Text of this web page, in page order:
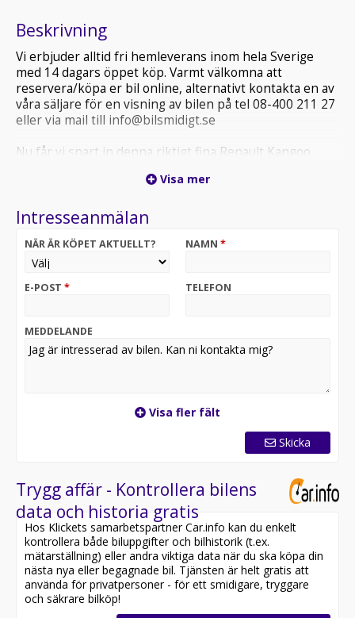
Beskrivning
Vi erbjuder alltid fri hemleverans inom hela Sverige
med 14 dagars öppet köp. Varmt välkomna att
reservera/köpa er bil online, alternativt kontakta en av
våra säljare för en visning av bilen på tel 08-400 211 27
eller via mail till info@bilsmidigt.se
Nu får vi snart in denna riktigt fina Renault Kangoo
en tidigare brukare i lager.
Denna skåpbil har moms och är därmed förmånligt
Utrustningen inkluderar bland annat: 6 växlar,
Parkeringssensorer, USB-uttag, Bromsassistans,
Den här transportbilen passar utmärkt för dig som
jobbar inom bygg, el, VVS, ventilation, målning, relining,
golvläggning, takläggning, kylteknik, catering,
blomsterleveranser, hemleverans, flytt, lager, logistik,
servicearbete, installation, entreprenad eller som
allmän hantverkare. Perfekt arbetsbil för både
Vi erbjuder även ett bra inbytespris för din bil och
hämtar din bil helt gratis när vi levererar din nya bil! Vi
är en onlineaktör och har därmed väldigt korta ledtider
på våra bilar. Passa på att reservera bilen via vår
hemsida eller genom att ringa/maila till oss.
Alltid hos Bilsmidigt:
Visa mer
Intresseanmälan
NÄR ÄR KÖPET AKTUELLT? NAMN *
E-POST * TELEFON
MEDDELANDE
Visa fler fält
Skicka
Trygg affär - Kontrollera bilens
data och historia gratis
Hos Klickets samarbetspartner Car.info kan du enkelt
kontrollera både biluppgifter och bilhistorik (t.ex.
mätarställning) eller andra viktiga data när du ska köpa din
nästa nya eller begagnade bil. Tjänsten är helt gratis att
använda för privatpersoner - för ett smidigare, tryggare
och säkrare bilköp!